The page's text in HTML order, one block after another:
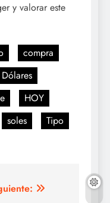
y valorar este
compra
Dólares
HOY
soles
Tipo